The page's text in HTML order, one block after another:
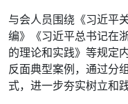
与会人员围绕《习近平
编》《习近平总书记在
的理论和实践》等规定
反面典型案例，通过分
式，进一步夯实树立和